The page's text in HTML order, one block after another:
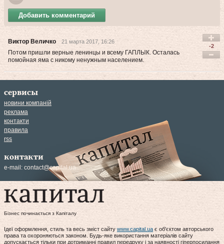
Добавить комментарий
Виктор Величко 21 марта 2017, 16:26
Потом пришли верные ленинцы и всему ГАПЛЫК. Осталась
помойная яма с никому ненужным населением.
-2
сервисы
новини компаній
реклама
контакти
правила
rss
контакти
e-mail: contact@capital.ua
Бізнес починається з Капіталу
Ідеї оформлення, стиль та весь зміст сайту www.capital.ua є об'єктом авторського
права та охороняються законом. Будь-яке використання матеріалів сайту
допускається тільки при дотриманні правил передруку і за наявності гіперпосилання